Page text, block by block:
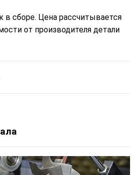
в сборе. Цена рассчитывается
от производителя детали